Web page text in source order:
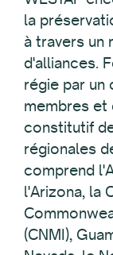
la
à travers un
d'alliances.
régie par un
membres
constitutif
régionales
comprend
l'Arizona, la
(CNMI),